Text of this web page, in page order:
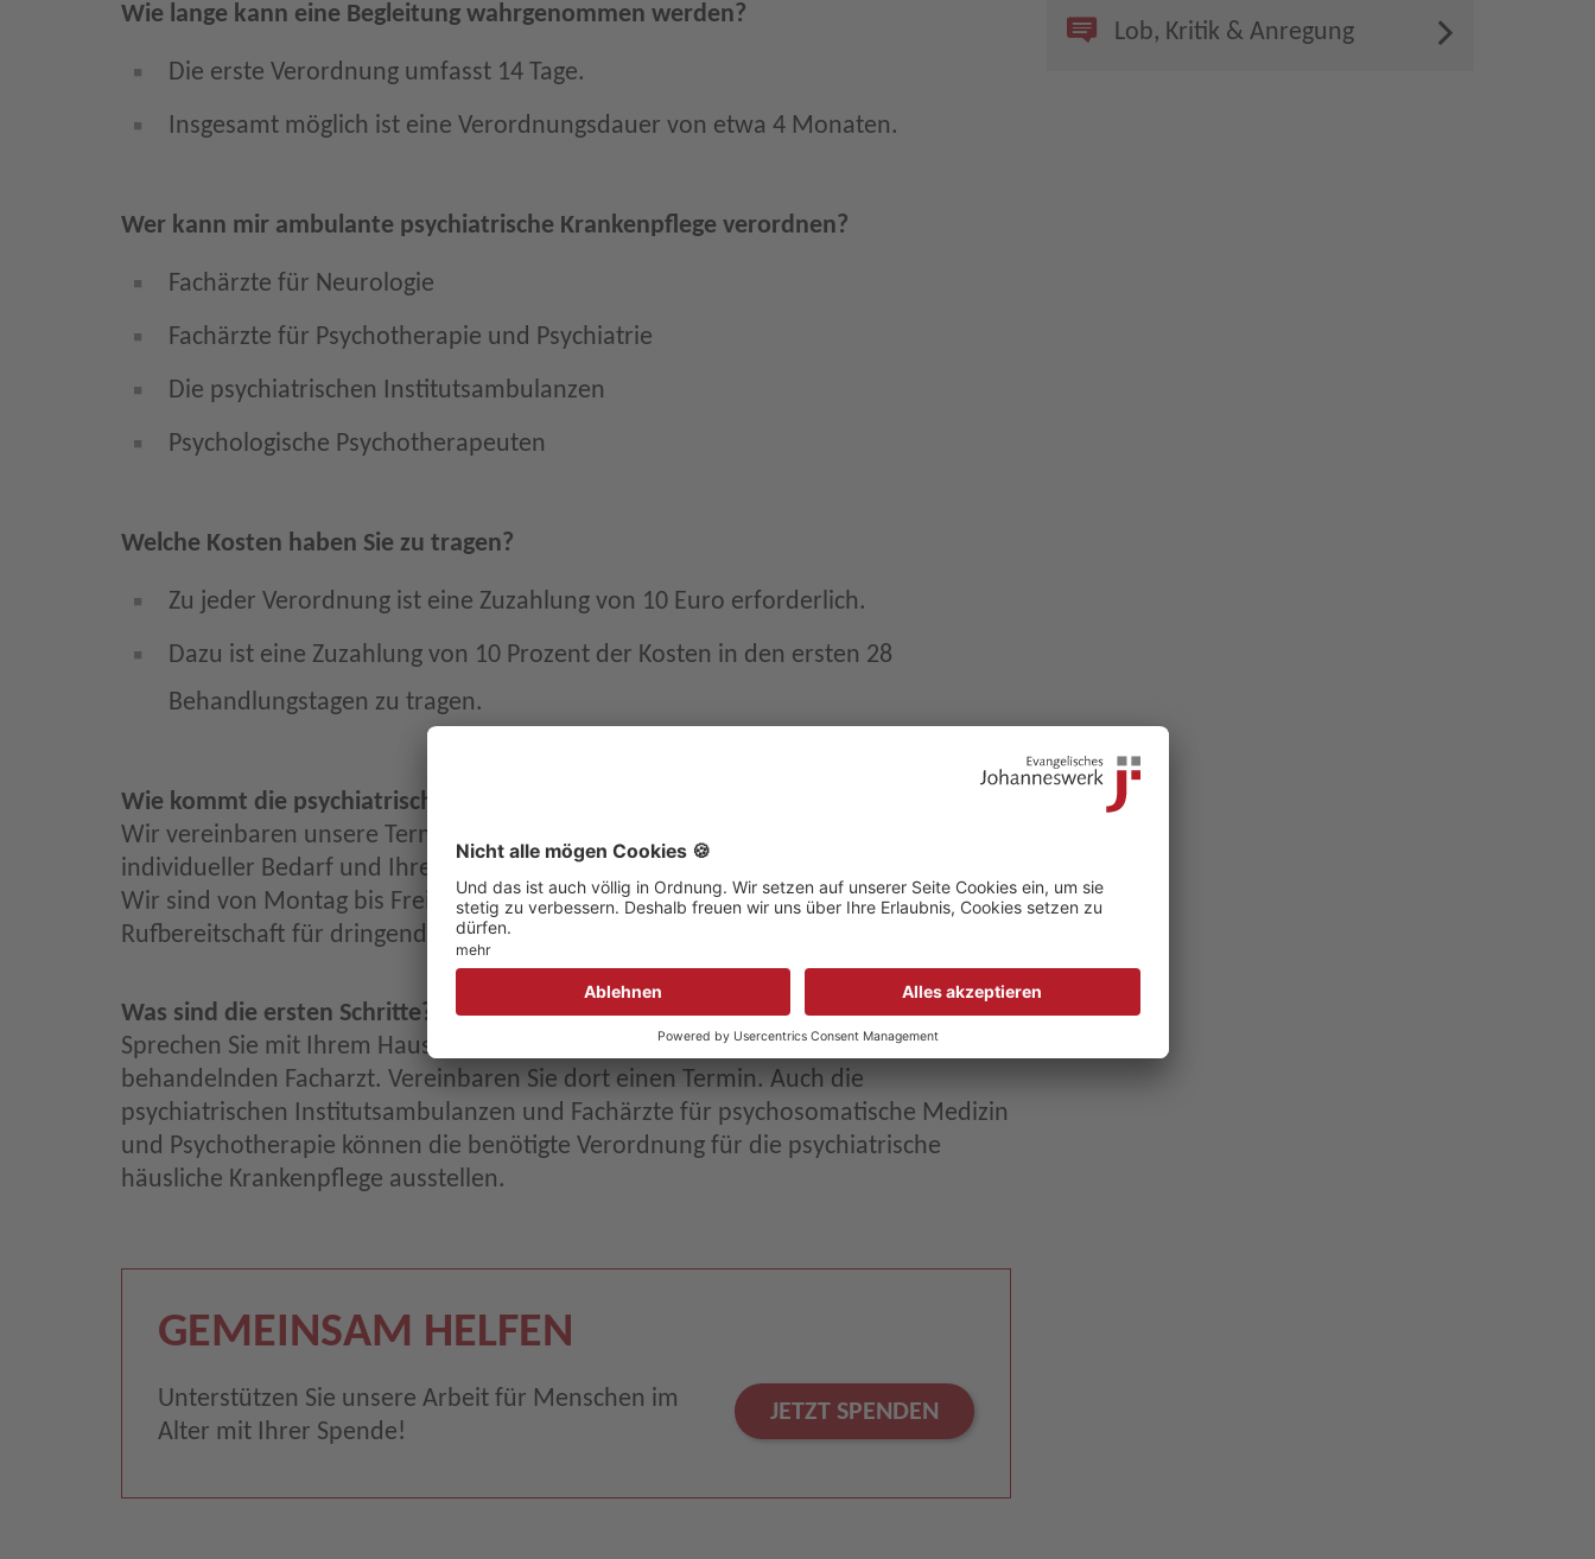
Wie lange kann eine Begleitung wahrgenommen werden?
Die erste Verordnung umfasst 14 Tage.
Insgesamt möglich ist eine Verordnungsdauer von etwa 4 Monaten.
Wer kann mir ambulante psychiatrische Krankenpflege verordnen?
Fachärzte für Neurologie
Fachärzte für Psychotherapie und Psychiatrie
Die psychiatrischen Institutsambulanzen
Psychologische Psychotherapeuten
Welche Kosten haben Sie zu tragen?
Zu jeder Verordnung ist eine Zuzahlung von 10 Euro erforderlich.
Dazu ist eine Zuzahlung von 10 Prozent der Kosten in den ersten 28
Behandlungstagen zu tragen.
Wie kommt die psychiatrische häusliche Krankenpflege zu Ihnen?
Wir vereinbaren unsere Termine in persönlicher Absprache mit Ihnen. Ihr
individueller Bedarf und Ihre persönlichen Wünsche werden dabei berücksichtigt.
Wir sind von Montag bis Freitag für Sie da. Am Wochenende bieten wir eine
Rufbereitschaft für dringende Notfälle an.
Was sind die ersten Schritte?
Sprechen Sie mit Ihrem Hausarzt und bitten um eine Überweisung zu einem
behandelnden Facharzt. Vereinbaren Sie dort einen Termin. Auch die
psychiatrischen Institutsambulanzen und Fachärzte für psychosomatische Medizin
und Psychotherapie können die benötigte Verordnung für die psychiatrische
häusliche Krankenpflege ausstellen.
GEMEINSAM HELFEN
Unterstützen Sie unsere Arbeit für Menschen im
Alter mit Ihrer Spende!
JETZT SPENDEN
Lob, Kritik & Anregung